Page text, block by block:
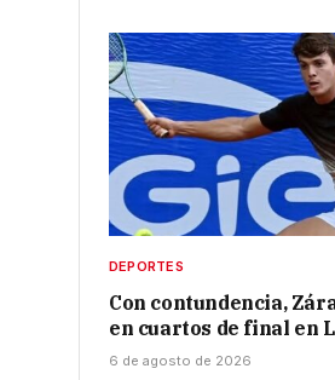
DEPORTES
Con contundencia,
en cuartos de final en
6 de agosto de 2026